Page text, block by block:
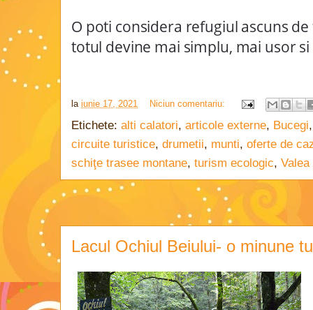
O poti considera refugiul ascuns
totul devine mai simplu, mai usor
la iunie 17, 2021 Niciun comentariu:
Etichete: alti calatori, articole externe, Bucegi
circuite turistice, drumetii, munti, oferte de
schiţe trasee montane, turism ecologic,
Lacul Ochiul Beiului- o minune